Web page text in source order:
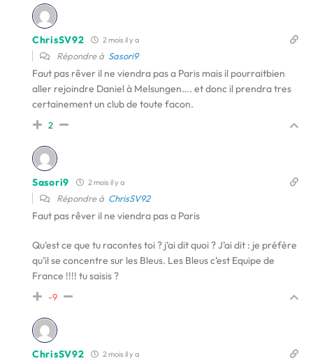
ChrisSV92 2 mois il y a
Répondre à Sasori9
Faut pas rêver il ne viendra pas a Paris mais il pourraitbien
aller rejoindre Daniel à Melsungen…. et donc il prendra tres
certainement un club de toute facon.
2
Sasori9 2 mois il y a
Répondre à ChrisSV92
Faut pas rêver il ne viendra pas a Paris
Qu’est ce que tu racontes toi ? j’ai dit quoi ? J’ai dit : je préfère
qu’il se concentre sur les Bleus. Les Bleus c’est Equipe de
France !!!! tu saisis ?
-9
ChrisSV92 2 mois il y a